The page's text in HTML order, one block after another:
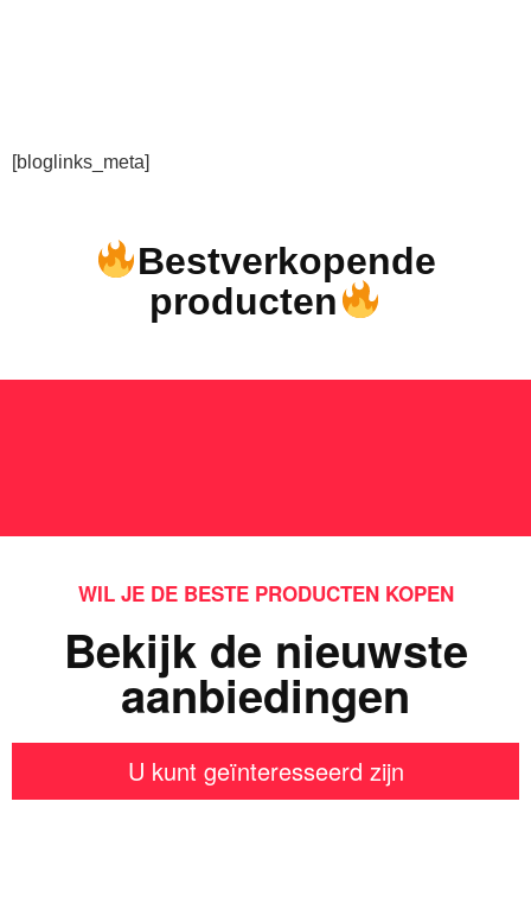
[bloglinks_meta]
Bestverkopende
producten
WIL JE DE BESTE PRODUCTEN KOPEN
Bekijk de nieuwste
aanbiedingen
U kunt geïnteresseerd zijn